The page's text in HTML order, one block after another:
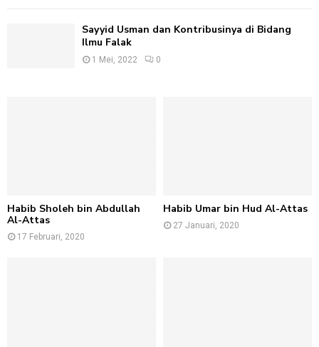
Sayyid Usman dan Kontribusinya di Bidang
Ilmu Falak
1 Mei, 2022 0
Habib Sholeh bin Abdullah
Al-Attas
17 Februari, 2020
Habib Umar bin Hud Al-Attas
27 Januari, 2020